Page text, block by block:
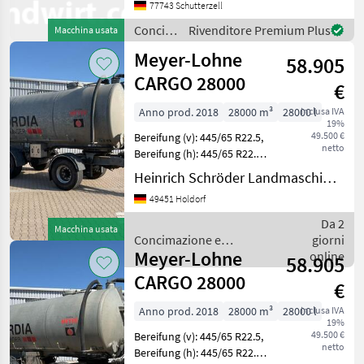
Macchina usata
(Fronthydraulik möglich)
(Int-Nr.: 13149)
Leistungshydraulik 8715 B
77743 Schutterzell
Concimazione
e
irrigazione
/
Sonstige
Rivenditore Premium Plus
Macchina usata
Meyer-Lohne
CARGO 28000
58.905
€
inclusa IVA
19%
49.500 €
netto
Anno prod. 2018 28000 m³
28000 l
Bereifung (v): 445/65 R22.5,
Bereifung (h): 445/65 R22.5,
Geschwindigkeit: 40 km/h,
Gesamtgewicht: 33000 kg,
Erstzulassung: 08.02.18,
Heinrich Schröder Landmaschinen KG Holdorf
49451 Holdorf
Concimazione e
irrigazione / Meyer-
Lohne
Da 2
giorni
online
Meyer-Lohne
CARGO 28000
58.905
€
inclusa IVA
19%
49.500 €
netto
Anno prod. 2018 28000 m³
28000 l
Bereifung (v): 445/65 R22.5,
Bereifung (h): 445/65 R22.5,